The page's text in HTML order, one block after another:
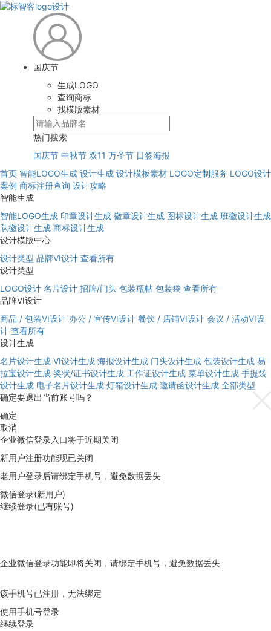
国庆节
生成LOGO
查询商标
找模版素材
热门搜索
国庆节 中秋节 双11 万圣节 日签海报
首页 智能LOGO生成 设计生成 设计模板素材 LOGO定制服务 LOGO设计
案例 商标注册查询 设计攻略
智能生成
智能LOGO生成 印章设计生成 徽章设计生成 图标设计生成 班徽设计生成
队徽设计生成 商标设计生成
设计模版中心
设计类型 品牌VI设计 查看所有
设计类型
LOGO设计 名片设计 招牌/门头 包装瓶帖 包装袋 查看所有
品牌VI设计
商品 / 包装VI设计 办公 / 宣传VI设计 餐饮 / 店铺VI设计 会议 / 活动VI设
计 查看所有
设计生成
名片设计生成 VI设计生成 海报设计生成 门头设计生成 包装设计生成 易
拉宝设计生成 奖状/证书设计生成 工作证设计生成 菜单设计生成 手提袋
设计生成 电子名片设计生成 灯箱设计生成 邀请函设计生成 全部类型
确定要退出当前账号吗？
确定
取消
企业微信登录入口将于近期关闭
新用户注册功能现已关闭
老用户登录后请绑定手机号，避免数据丢失
微信登录(新用户)
继续登录(已有账号)
企业微信登录功能即将关闭，请绑定手机号，避免数据丢失
该手机号已注册，无法绑定
使用手机号登录
继续登录